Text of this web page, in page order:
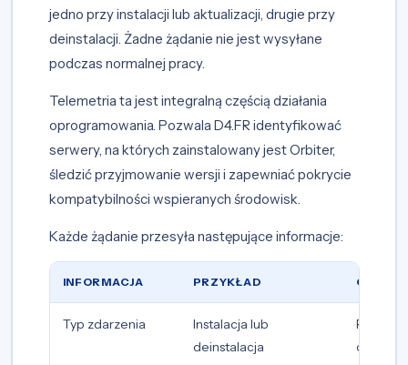
jedno przy instalacji lub aktualizacji, drugie przy
deinstalacji. Żadne żądanie nie jest wysyłane
podczas normalnej pracy.
Telemetria ta jest integralną częścią działania
oprogramowania. Pozwala D4.FR identyfikować
serwery, na których zainstalowany jest Orbiter,
śledzić przyjmowanie wersji i zapewniać pokrycie
kompatybilności wspieranych środowisk.
Każde żądanie przesyła następujące informacje:
INFORMACJA PRZYKŁAD CEL
Typ zdarzenia
Instalacja lub
deinstalacja
cyklu